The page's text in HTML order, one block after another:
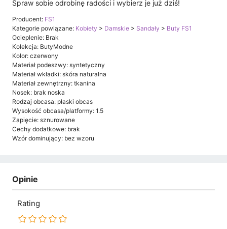
Spraw sobie odrobinę radości i wybierz je już dziś!
Producent: FS1
Kategorie powiązane: Kobiety > Damskie > Sandały > Buty FS1
Ocieplenie: Brak
Kolekcja: ButyModne
Kolor: czerwony
Materiał podeszwy: syntetyczny
Materiał wkładki: skóra naturalna
Materiał zewnętrzny: tkanina
Nosek: brak noska
Rodzaj obcasa: płaski obcas
Wysokość obcasa/platformy: 1.5
Zapięcie: sznurowane
Cechy dodatkowe: brak
Wzór dominujący: bez wzoru
Opinie
Rating